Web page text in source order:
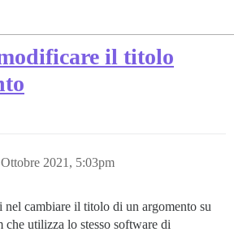
il titolo
2021, 5:03pm
cambiare il titolo di un argomento su
utilizza lo stesso software di